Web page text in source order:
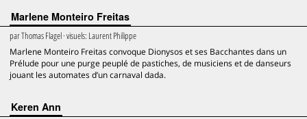
Marlene Monteiro Freitas
parThomas Flagel· visuels: Laurent Philippe
Marlene Monteiro Freitas convoque Dionysos et ses Bacchantes dans un
Prélude pour une purge peuplé de pastiches, de musiciens et de danseurs
jouant les automates d’un carnaval dada.
Keren Ann